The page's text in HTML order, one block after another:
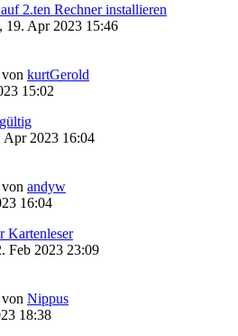
2.ten Rechner installieren
19. Apr 2023 15:46
von kurtGerold
15:02
2023 16:04
von andyw
16:04
Kartenleser
Feb 2023 23:09
von Nippus
18:38